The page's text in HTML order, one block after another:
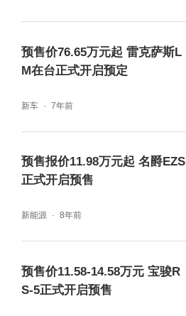
预售价76.65万元起 雷克萨斯L
M在台正式开启预定
新车 7年前
预售报价11.98万元起 名爵EZS
正式开启预售
新能源 8年前
预售价11.58-14.58万元 宝骏R
S-5正式开启预售